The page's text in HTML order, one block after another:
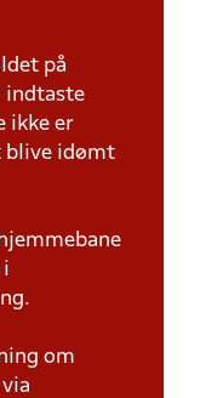
på
indtaste
ikke er
idømt
i
om